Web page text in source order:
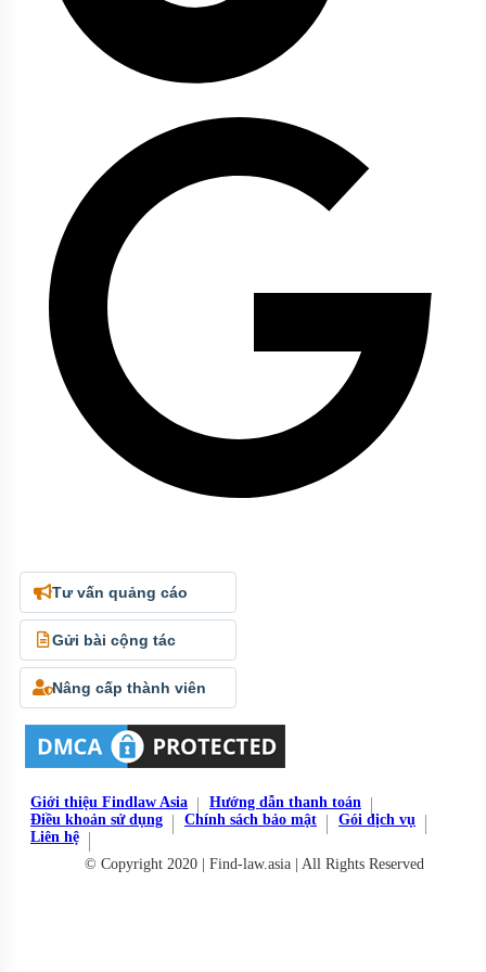
Tư vấn quảng cáo
Gửi bài cộng tác
Nâng cấp thành viên
Giới thiệu Findlaw Asia
Hướng dẫn thanh toán
Điều khoản sử dụng
Chính sách bảo mật
Gói dịch vụ
Liên hệ
© Copyright 2020 | Find-law.asia | All Rights Reserved